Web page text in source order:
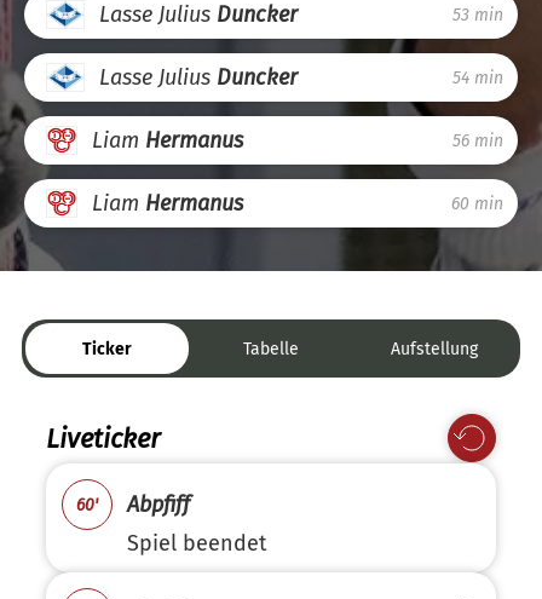
Lasse Julius Duncker 53 min
Lasse Julius Duncker 54 min
Liam Hermanus 56 min
Liam Hermanus 60 min
Ticker Tabelle Aufstellung
Liveticker
60'
Abpfiff
Spiel beendet